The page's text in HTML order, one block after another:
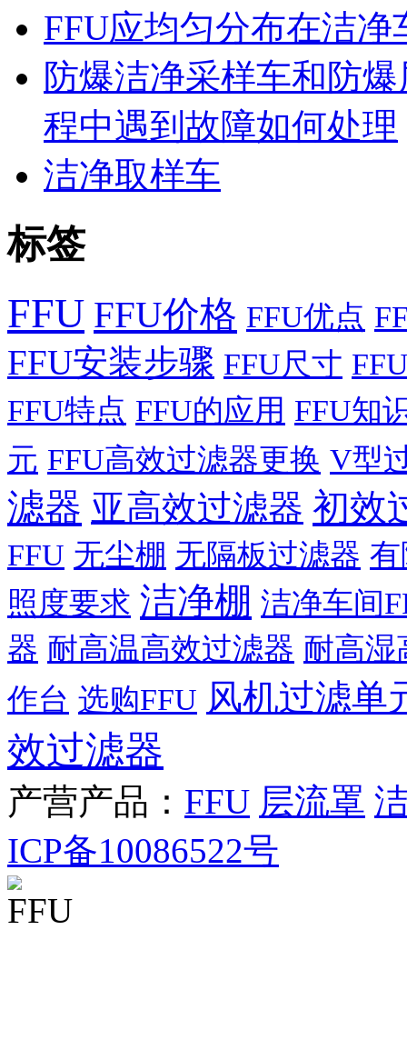
FFU应均匀分布在洁
防爆洁净采样车和防
程中遇到故障如何处理
洁净取样车
标签
FFU FFU价格 FFU优点
FFU安装步骤 FFU尺寸
FFU特点 FFU的应用 FFU知
元 FFU高效过滤器更换 V型
滤器 亚高效过滤器 初效
FFU 无尘棚 无隔板过滤器
照度要求 洁净棚 洁净车间
器 耐高温高效过滤器 耐高湿
作台 选购FFU 风机过滤单
效过滤器
产营产品： FFU 层流罩
ICP备10086522号